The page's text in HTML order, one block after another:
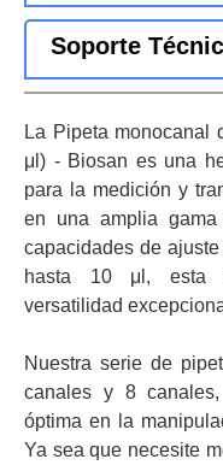
Soporte
La Pipeta monocanal
μl) - Biosan es una
para la medición y
en una amplia gama
capacidades de
hasta 10 μl, esta
versatilidad
Nuestra serie de
canales y 8
óptima en la
Ya sea que necesite